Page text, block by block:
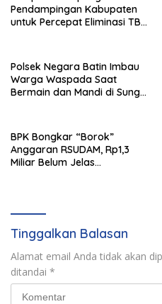
Pendampingan Kabupaten
untuk Percepat Eliminasi TBC
Polsek Negara Batin Imbau
Warga Waspada Saat
Bermain dan Mandi di Sungai
BPK Bongkar “Borok”
Anggaran RSUDAM, Rp1,3
Miliar Belum Jelas
Tinggalkan Balasan
Alamat email Anda tidak akan
ditandai *